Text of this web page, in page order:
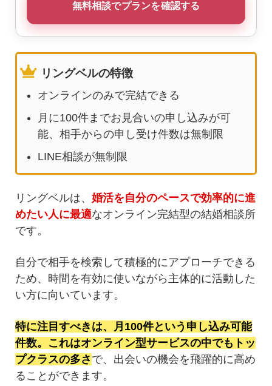
無料相談でプランを確認する
リングベルの特徴
オンラインのみで完結できる
月に100件までお見合いの申し込みが可
能、相手からの申し受け件数は無制限
LINE相談が無制限
リングベルは、婚活を自分のペースで効率的に進
めたい人に最適なオンライン完結型の結婚相談所
です。
自分で相手を検索して積極的にアプローチできる
ため、時間を有効に使いながら主体的に活動した
い方に向いています。
特に注目すべきは、月100件という申し込み可能
件数。これはオンライン型サービスの中でもトッ
プクラスの多さ で、出会いの機会を飛躍的に高め
ることができます。